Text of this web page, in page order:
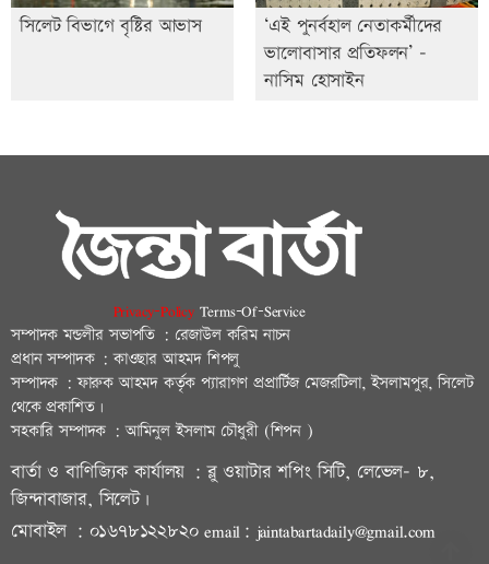
সিলেট বিভাগে বৃষ্টির আভাস
‘এই পুনর্বহাল নেতাকর্মীদের
ভালোবাসার প্রতিফলন’ -
নাসিম হোসাইন
Privacy-Policy Terms-Of-Service
সম্পাদক মন্ডলীর সভাপতি : রেজাউল করিম নাচন
প্রধান সম্পাদক : কাওছার আহমদ শিপলু
সম্পাদক : ফারুক আহমদ কর্তৃক প্যারাগণ প্রপ্রার্টিজ মেজরটিলা, ইসলামপুর, সিলেট
থেকে প্রকাশিত।
সহকারি সম্পাদক : আমিনুল ইসলাম চৌধুরী (শিপন )
বার্তা ও বাণিজ্যিক কার্যালয় : ব্লু ওয়াটার শপিং সিটি, লেভেল- ৮,
জিন্দাবাজার, সিলেট।
মোবাইল : ০১৬৭৮১২২৮২০ email: jaintabartadaily@gmail.com